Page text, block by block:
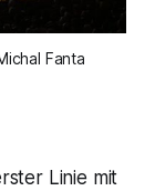
Fanta
Linie mit